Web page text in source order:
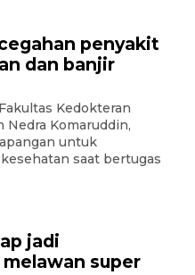
penyakit
dan banjir
Kedokteran
Nedra Komaruddin,
untuk
saat bertugas
jadi
super